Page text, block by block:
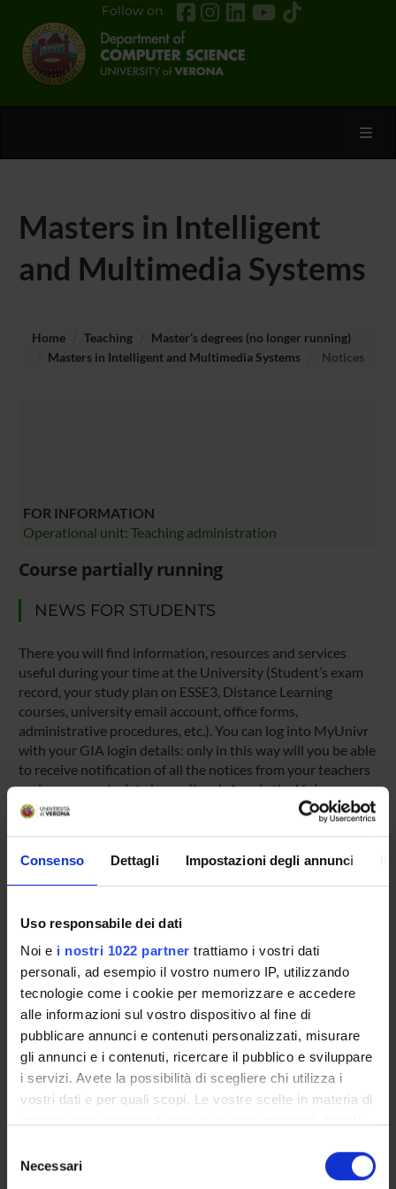
Consenso Dettagli Impostazioni degli annunci
Uso responsabile dei dati
Noi e i nostri 1022 partner trattiamo i vostri dati
personali, ad esempio il vostro numero IP, utilizzando
tecnologie come i cookie per memorizzare e accedere
alle informazioni sul vostro dispositivo al fine di
pubblicare annunci e contenuti personalizzati, misurare
gli annunci e i contenuti, ricercare il pubblico e sviluppare
i servizi. Avete la possibilità di scegliere chi utilizza i
vostri dati e per quali scopi. Le vostre scelte in materia di
modificare o revocare il proprio consenso in qualsiasi
momento dalla Dichiarazione sui cookie o facendo clic
delNecessari
Follow on
Masters in Intelligent
and Multimedia Systems
Home Teaching
Master’s degrees (no longer running)
Masters in Intelligent and Multimedia Systems
Notices
FOR INFORMATION
Operational unit: Teaching administration
Course partially running
NEWS FOR STUDENTS
There you will find information, resources and services
useful during your time at the University (Student’s exam
record, your study plan on ESSE3, Distance Learning
courses, university email account, office forms,
administrative procedures, etc.). You can log into MyUnivr
with your GIA login details: only in this way will you be able
to receive notification of all the notices from your teachers
and your secretariat via email and also via the Univr app.
MYUNIVR
Didactic plan and student's guide
Lesson timetable
Exam calendar
Notices
Thesis and internship proposals
Governing bodies
Faculty staff
Documents